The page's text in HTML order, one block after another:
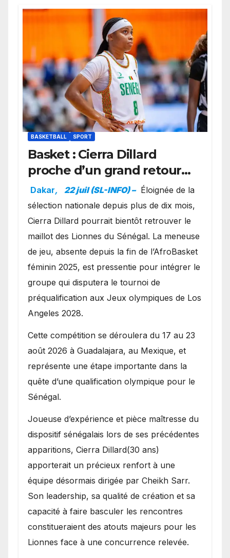
BASKETBALL SPORT
Basket : Cierra Dillard
proche d’un grand retour
avec les Lionnes ?
Dakar, 22 juil (SL-INFO) – Éloignée de la
sélection nationale depuis plus de dix mois,
Cierra Dillard pourrait bientôt retrouver le
maillot des Lionnes du Sénégal. La meneuse
de jeu, absente depuis la fin de l’AfroBasket
féminin 2025, est pressentie pour intégrer le
groupe qui disputera le tournoi de
préqualification aux Jeux olympiques de Los
Angeles 2028.
Cette compétition se déroulera du 17 au 23
août 2026 à Guadalajara, au Mexique, et
représente une étape importante dans la
quête d’une qualification olympique pour le
Sénégal.
Joueuse d’expérience et pièce maîtresse du
dispositif sénégalais lors de ses précédentes
apparitions, Cierra Dillard(30 ans)
apporterait un précieux renfort à une
équipe désormais dirigée par Cheikh Sarr.
Son leadership, sa qualité de création et sa
capacité à faire basculer les rencontres
constitueraient des atouts majeurs pour les
Lionnes face à une concurrence relevée.